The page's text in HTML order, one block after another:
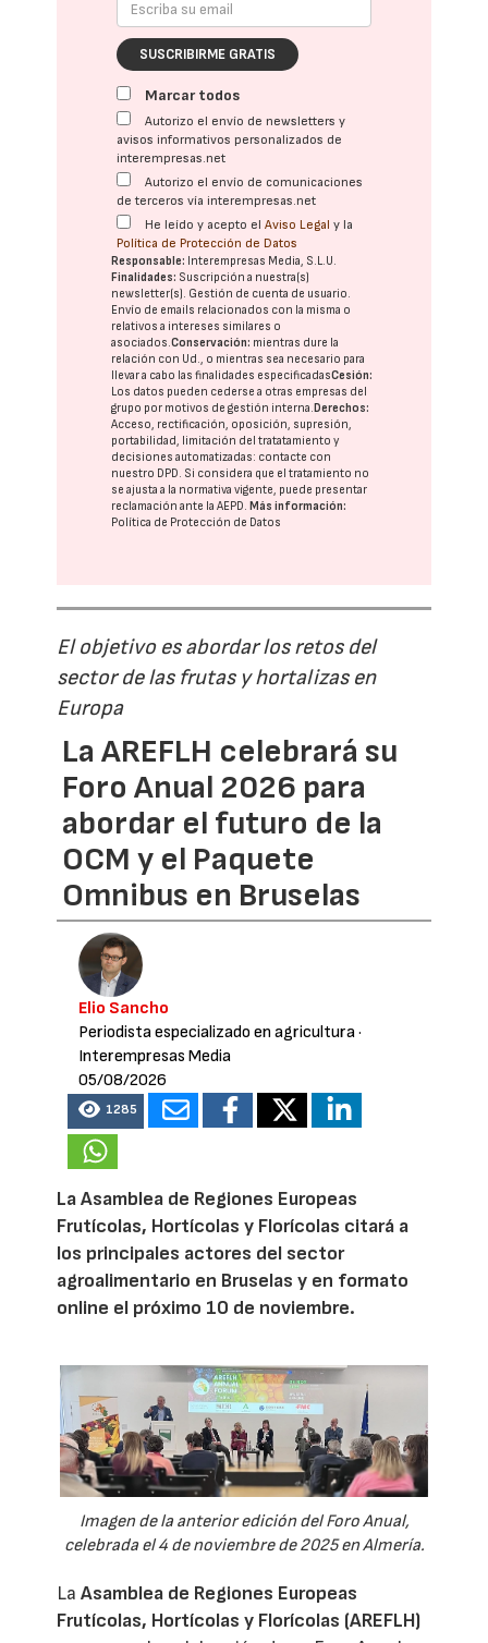
SUSCRIBIRME GRATIS
Marcar todos
Autorizo el envío de newsletters y
avisos informativos personalizados de
interempresas.net
Autorizo el envío de comunicaciones
de terceros vía interempresas.net
He leído y acepto elAviso Legal y la
Política de Protección de Datos
Responsable: Interempresas Media, S.L.U.
Finalidades: Suscripción a nuestra(s)
newsletter(s). Gestión de cuenta de usuario.
Envío de emails relacionados con la misma o
relativos a intereses similares o
asociados.Conservación: mientras dure la
relación con Ud., o mientras sea necesario para
llevar a cabo las finalidades especificadasCesión:
Los datos pueden cederse a otras empresas del
grupo por motivos de gestión interna. Derechos:
Acceso, rectificación, oposición, supresión,
portabilidad, limitación del tratatamiento y
decisiones automatizadas: contacte con
nuestro DPD. Si considera que el tratamiento no
se ajusta a la normativa vigente, puede presentar
reclamación ante laAEPD. Más información:
Política de Protección de Datos
El objetivo es abordar los retos del
sector de las frutas y hortalizas en
Europa
La AREFLH celebrará su
Foro Anual 2026 para
abordar el futuro de la
OCM y el Paquete
Omnibus en Bruselas
Elio Sancho
Periodista especializado en agricultura·
Interempresas Media
05/08/2026
1285
La Asamblea de Regiones Europeas
Frutícolas, Hortícolas y Florícolas citará a
los principales actores del sector
agroalimentario en Bruselas y en formato
online el próximo 10 de noviembre.
Imagen de la anterior edición del Foro Anual,
celebrada el 4 de noviembre de 2025 en Almería.
LaAsamblea de Regiones Europeas
Frutícolas, Hortícolas y Florícolas (AREFLH)